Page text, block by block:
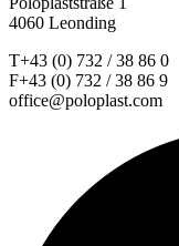
4060 Leonding
T+43 (0) 732 / 38 86 0
F+43 (0) 732 / 38 86 9
office@poloplast.com